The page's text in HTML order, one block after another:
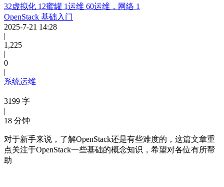
32虚拟化 12蜜罐 1运维 60运维，网络 1
OpenStack 基础入门
2025-7-21 14:28
|
1,225
|
0
|
系统运维
3199 字
|
18 分钟
对于新手来说，了解OpenStack还是有些难度的，这篇文章重
点关注于OpenStack一些基础的概念知识，希望对各位有所帮
助